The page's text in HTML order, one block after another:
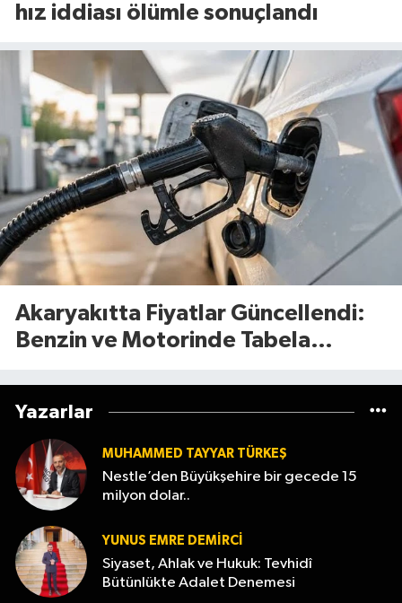
hız iddiası ölümle sonuçlandı
Akaryakıtta Fiyatlar Güncellendi:
Benzin ve Motorinde Tabela
Yazarlar
MUHAMMED TAYYAR TÜRKEŞ
Nestle’den Büyükşehire bir gecede 15
milyon dolar..
YUNUS EMRE DEMIRCI
Siyaset, Ahlak ve Hukuk: Tevhidî
Bütünlükte Adalet Denemesi